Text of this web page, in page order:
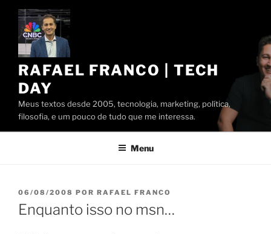
Pular
conteúdo
RAFAEL FRANCO | TECH
DAY
Meus textos desde 2005, tecnologia, marketing, política,
filosofia, e um pouco de tudo que me interessa.
Menu
PUBLICADO
EM
06/08/2008 POR RAFAEL FRANCO
Enquanto isso no msn…